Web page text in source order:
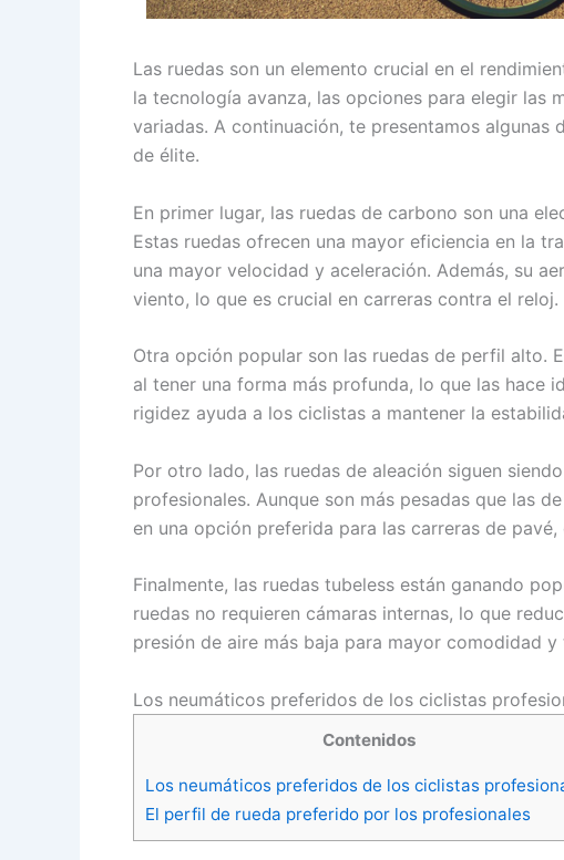
Las ruedas son un elemento crucial en el
la tecnología avanza, las opciones para elegir las
variadas. A continuación, te presentamos algunas
de élite.
En primer lugar, las ruedas de carbono son una
Estas ruedas ofrecen una mayor eficiencia en la
una mayor velocidad y aceleración. Además, su
viento, lo que es crucial en carreras contra el reloj.
Otra opción popular son las ruedas de perfil alto.
al tener una forma más profunda, lo que las hace
rigidez ayuda a los ciclistas a mantener la
Por otro lado, las ruedas de aleación siguen
profesionales. Aunque son más pesadas que las
en una opción preferida para las carreras de
Finalmente, las ruedas tubeless están ganando
ruedas no requieren cámaras internas, lo que
presión de aire más baja para mayor comodidad y
Los neumáticos preferidos de los ciclistas
Contenidos
Los neumáticos preferidos de los ciclistas
El perfil de rueda preferido por los profesionales